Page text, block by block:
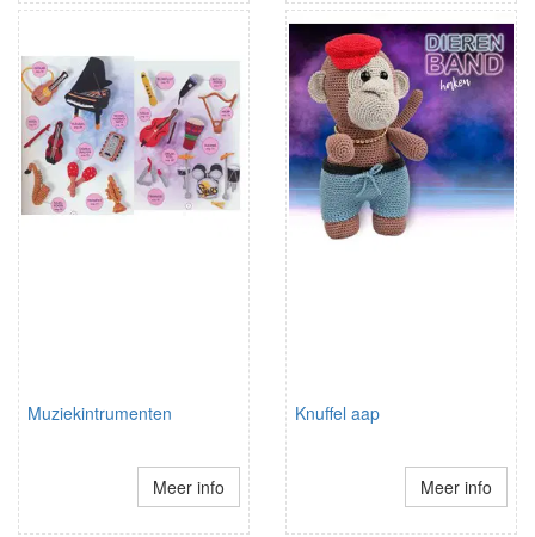
Muziekintrumenten
Meer info
Knuffel aap
Meer info